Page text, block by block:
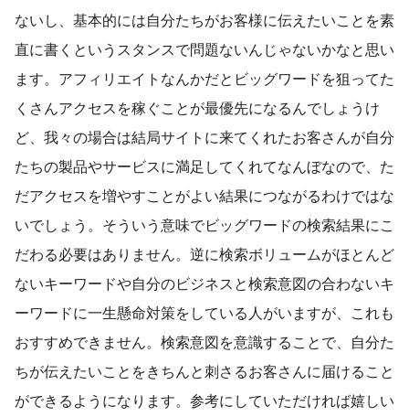
ないし、基本的には自分たちがお客様に伝えたいことを素
直に書くというスタンスで問題ないんじゃないかなと思い
ます。アフィリエイトなんかだとビッグワードを狙ってた
くさんアクセスを稼ぐことが最優先になるんでしょうけ
ど、我々の場合は結局サイトに来てくれたお客さんが自分
たちの製品やサービスに満足してくれてなんぼなので、た
だアクセスを増やすことがよい結果につながるわけではな
いでしょう。そういう意味でビッグワードの検索結果にこ
だわる必要はありません。逆に検索ボリュームがほとんど
ないキーワードや自分のビジネスと検索意図の合わないキ
ーワードに一生懸命対策をしている人がいますが、これも
おすすめできません。検索意図を意識することで、自分た
ちが伝えたいことをきちんと刺さるお客さんに届けること
ができるようになります。参考にしていただければ嬉しい